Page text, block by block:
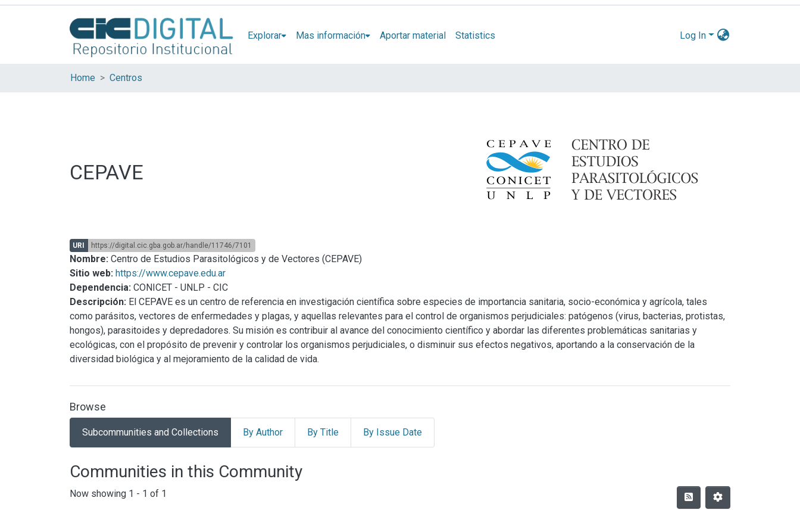
Explorar Mas información Aportar material Statistics Log In
Home Centros
CEPAVE
URI https://digital.cic.gba.gob.ar/handle/11746/7101
Nombre: Centro de Estudios Parasitológicos y de Vectores (CEPAVE)
Sitio web: https://www.cepave.edu.ar
Dependencia: CONICET - UNLP - CIC
Descripción: El CEPAVE es un centro de referencia en investigación científica sobre especies de importancia sanitaria, socio-económica y agrícola, tales
como parásitos, vectores de enfermedades y plagas, y aquellas relevantes para el control de organismos perjudiciales: patógenos (virus, bacterias, protistas,
hongos), parasitoides y depredadores. Su misión es contribuir al avance del conocimiento científico y abordar las diferentes problemáticas sanitarias y
ecológicas, con el propósito de prevenir y controlar los organismos perjudiciales, o disminuir sus efectos negativos, aportando a la conservación de la
diversidad biológica y al mejoramiento de la calidad de vida.
Browse
Subcommunities and Collections By Author By Title By Issue Date
Communities in this Community
Now showing 1 - 1 of 1